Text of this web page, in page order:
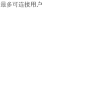
最多可连接用户